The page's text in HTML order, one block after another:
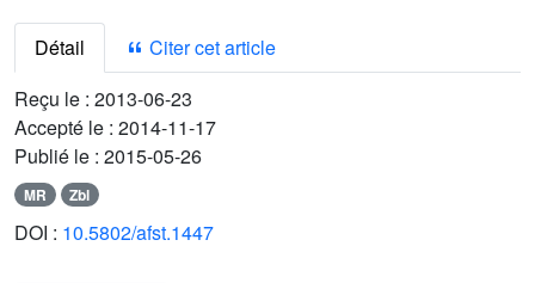
Détail
Citer cet article
Reçu le : 2013-06-23
Accepté le : 2014-11-17
Publié le : 2015-05-26
MR Zbl
DOI : 10.5802/afst.1447